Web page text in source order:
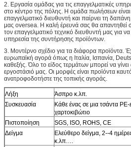
2. Εργασία ομάδας για τις επαγγελματικές
στο κέντρο της πόλης. Η ομάδα πωλήσεων
επαγγελματικό διευθυντή και παίρνει τη
μας oversea. Η καλή έρευνά σας θα απαντηθεί
τον επαγγελματικό τεχνικό διευθυντή μας για
υπηρεσία της συντήρησης προϊόντων.
3. Μοντέρνο σχέδιο για τα διάφορα προϊόντα.
ευρωπαϊκή αγορά όπως η Ιταλία, Ισπανία,
καθεξής. Όλο το είδος τερμάτων μπορεί να
εργοστάσιό μας. Οι μορφές είναι προϊόντα
ανατροφοδοτήστε της τοπικής αγοράς.
Λήξη
Άσπρο κ.λπ.
Συσκευασία
Κάθε ένας σε μια τσάντα PE-
χαρτοκιβώτιο
Πιστοποίηση
SGS, ISO, ROHS, CE
Δείγμα
Ελεύθερο δείγμα, 2--4
κ.λπ….